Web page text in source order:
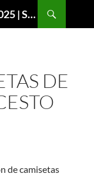
Chandal Atletico de Madrid 2024 2025 | SuperVigo
DE
de camisetas